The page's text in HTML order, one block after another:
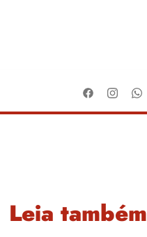
Leia também